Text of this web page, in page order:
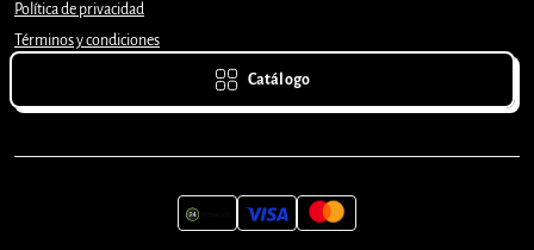
Política de privacidad
Términos y condiciones
Catálogo